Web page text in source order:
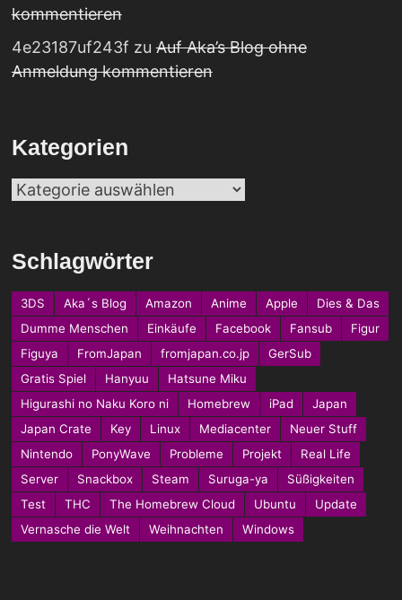
kommentieren
4e23187uf243f zuAuf Aka’s Blog ohne
Anmeldung kommentieren
Kategorien
Kategorien
Schlagwörter
3DS Aka´s Blog Amazon Anime Apple
Dies & Das
Dumme Menschen
Einkäufe Facebook Fansub
Figur
Figuya
FromJapan fromjapan.co.jp
GerSub
Gratis Spiel
Hanyuu
Hatsune Miku
Higurashi no Naku Koro ni
Homebrew iPad
Japan
Japan Crate
Key Linux Mediacenter
Neuer Stuff
Nintendo
PonyWave Probleme Projekt
Real Life
Server
Snackbox Steam Suruga-ya
Süßigkeiten
Test
THC The Homebrew Cloud Ubuntu
Update
Vernasche die Welt
Weihnachten Windows